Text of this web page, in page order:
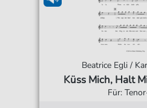
Beatrice Egli /
Küss Mich, Halt
Für: